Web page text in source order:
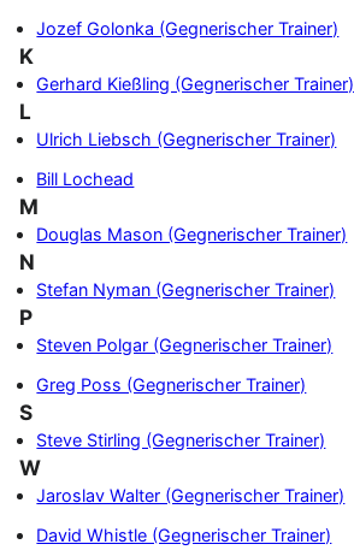
Jozef Golonka (Gegnerischer Trainer)
K
Gerhard Kießling (Gegnerischer Trainer)
L
Ulrich Liebsch (Gegnerischer Trainer)
Bill Lochead
M
Douglas Mason (Gegnerischer Trainer)
N
Stefan Nyman (Gegnerischer Trainer)
P
Steven Polgar (Gegnerischer Trainer)
Greg Poss (Gegnerischer Trainer)
S
Steve Stirling (Gegnerischer Trainer)
W
Jaroslav Walter (Gegnerischer Trainer)
David Whistle (Gegnerischer Trainer)